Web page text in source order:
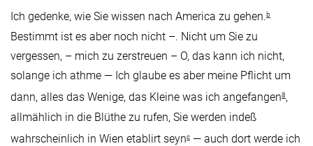
Ich gedenke, wie Sie wissen nach America zu gehen. b
Bestimmt ist es aber noch nicht –. Nicht um Sie zu
vergessen, – mich zu zerstreuen – O, das kann ich nicht,
solange ich athme — Ich glaube es aber meine Pflicht um
dann, alles das Wenige, das Kleine was ich angefangen8,
allmählich in die Blüthe zu rufen, Sie werden indeß
wahrscheinlich in Wien etablirt seync — auch dort werde ich